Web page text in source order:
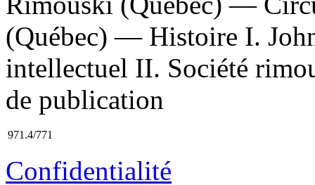
(Québec) — Histoire I.
intellectuel II. Société
de publication
971.4/771
Confidentialité